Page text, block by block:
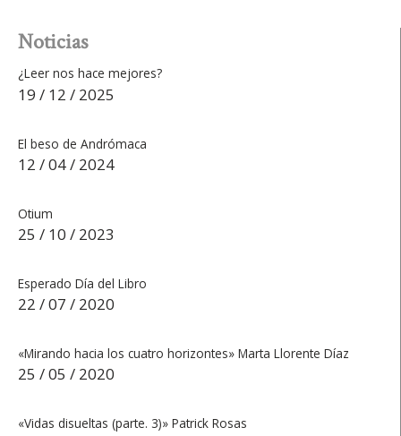
Noticias
¿Leer nos hace mejores?
19 / 12 / 2025
El beso de Andrómaca
12 / 04 / 2024
Otium
25 / 10 / 2023
Esperado Día del Libro
22 / 07 / 2020
«Mirando hacia los cuatro horizontes» Marta Llorente Díaz
25 / 05 / 2020
«Vidas disueltas (parte. 3)» Patrick Rosas